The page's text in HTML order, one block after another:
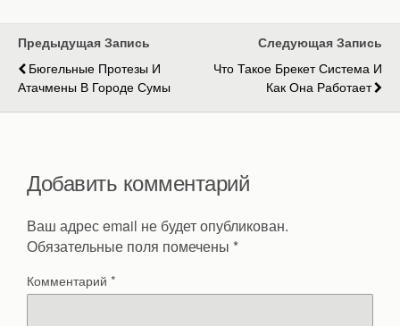
Предыдущая Запись
Бюгельные Протезы И
Атачмены В Городе Сумы
Следующая Запись
Что Такое Брекет Система И
Как Она Работает
Добавить комментарий
Ваш адрес email не будет опубликован.
Обязательные поля помечены *
Комментарий *